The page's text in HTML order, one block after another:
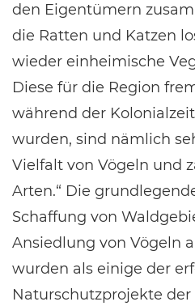
den Eigentümern
die Ratten und Katzen
wieder einheimische
Diese für die Region
während der
wurden, sind nämlich
Vielfalt von Vögeln und
Arten.“ Die
Schaffung von
Ansiedlung von Vögeln
wurden als einige der
Naturschutzprojekte